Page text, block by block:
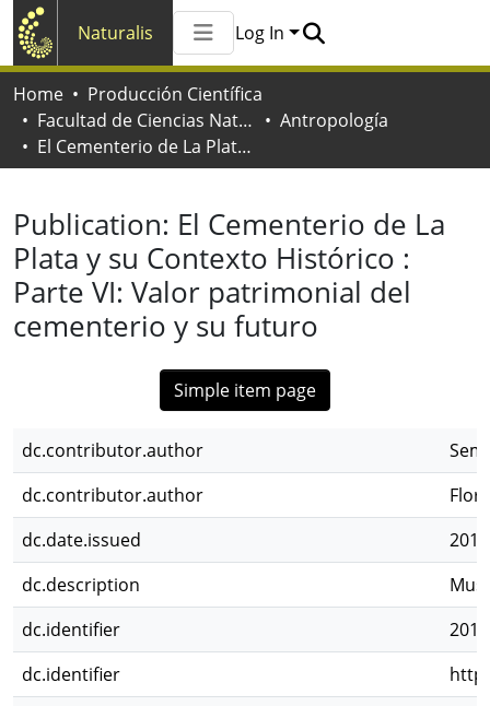
Naturalis
All of Naturalis
Log In
Home
Producción Científica
Facultad de Ciencias Naturales y Museo
Antropología
El Cementerio de La Plata y su Contexto Histórico : Parte VI: Valor patrimonial del cementerio y su futuro
Publication: El Cementerio de La
Plata y su Contexto Histórico :
Parte VI: Valor patrimonial del
cementerio y su futuro
Simple item page
dc.contributor.author
dc.contributor.author
dc.date.issued
2011
dc.description
dc.identifier
dc.identifier